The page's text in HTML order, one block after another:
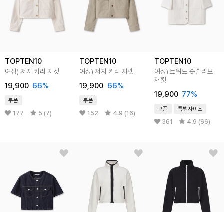
TOPTEN10
여성) 저지 카라 자켓
19,900 66%
쿠폰
177 5 (7)
TOPTEN10
여성) 저지 카라 자켓
19,900 66%
쿠폰
152 4.9 (16)
TOPTEN10
여성) 트위드 숏슬리브
재킷
19,900 77%
쿠폰 특별사이즈
361 4.9 (66)